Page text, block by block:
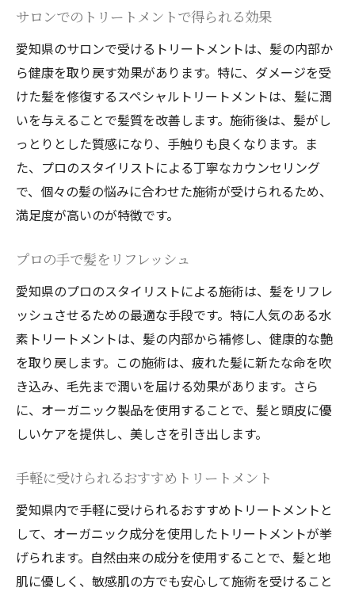
サロンでのトリートメントで得られる効果
愛知県のサロンで受けるトリートメントは、髪の内部か
ら健康を取り戻す効果があります。特に、ダメージを受
けた髪を修復するスペシャルトリートメントは、髪に潤
いを与えることで髪質を改善します。施術後は、髪がし
っとりとした質感になり、手触りも良くなります。ま
た、プロのスタイリストによる丁寧なカウンセリング
で、個々の髪の悩みに合わせた施術が受けられるため、
満足度が高いのが特徴です。
プロの手で髪をリフレッシュ
愛知県のプロのスタイリストによる施術は、髪をリフレ
ッシュさせるための最適な手段です。特に人気のある水
素トリートメントは、髪の内部から補修し、健康的な艶
を取り戻します。この施術は、疲れた髪に新たな命を吹
き込み、毛先まで潤いを届ける効果があります。さら
に、オーガニック製品を使用することで、髪と頭皮に優
しいケアを提供し、美しさを引き出します。
手軽に受けられるおすすめトリートメント
愛知県内で手軽に受けられるおすすめトリートメントと
して、オーガニック成分を使用したトリートメントが挙
げられます。自然由来の成分を使用することで、髪と地
肌に優しく、敏感肌の方でも安心して施術を受けること